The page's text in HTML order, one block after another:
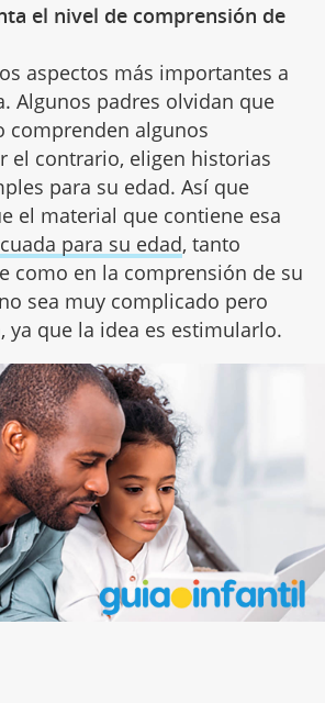
el nivel de comprensión de
aspectos más importantes a
Algunos padres olvidan que
comprenden algunos
el contrario, eligen historias
para su edad. Así que
el material que contiene esa
para su edad, tanto
como en la comprensión de su
sea muy complicado pero
ya que la idea es estimularlo.